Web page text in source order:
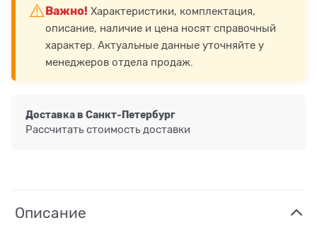
⚠️ Важно! Характеристики, комплектация,
описание, наличие и цена носят справочный
характер. Актуальные данные уточняйте у
менеджеров отдела продаж.
Доставка в Санкт-Петербург
Рассчитать стоимость доставки
Описание